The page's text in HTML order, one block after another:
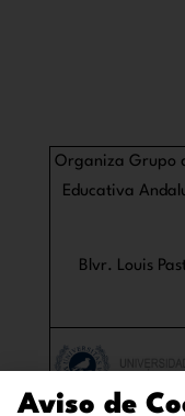
Organiza Grupo
Educativa
Blvr. Louis
Aviso de